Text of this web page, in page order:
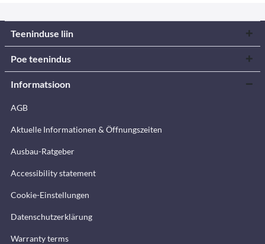
Teeninduse liin
Poe teenindus
Informatsioon
AGB
Aktuelle Informationen & Öffnungszeiten
Ausbau-Ratgeber
Accessibility statement
Cookie-Einstellungen
Datenschutzerklärung
Warranty terms